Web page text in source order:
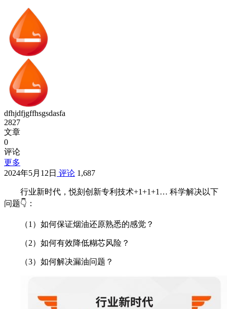
dfhjdfjgffhsgsdasfa
2827
文章
0
评论
更多
2024年5月12日 评论 1,687
行业新时代，悦刻创新专利技术+1+1+1… 科学解决以下
问题👇：
（1）如何保证烟油还原熟悉的感觉？
（2）如何有效降低糊芯风险？
（3）如何解决漏油问题？